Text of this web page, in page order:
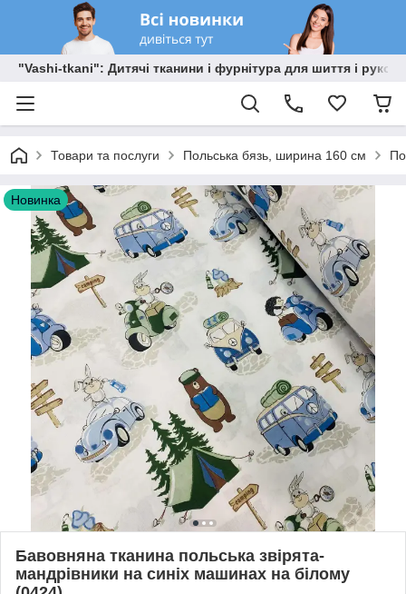
"Vashi-tkani": Дитячі тканини і фурнітура для шиття і
Товари та послуги Польська бязь, ширина 160 см
Новинка
Бавовняна тканина польська звірята-
мандрівники на синіх машинах на білому